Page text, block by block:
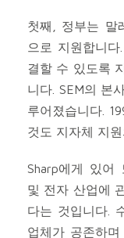
첫째, 정부는 말
으로 지원합니
결할 수 있도록
니다. SEM의 본
루어졌습니다.
것도 지자체 지
Sharp에게 있어
및 전자 산업에
다는 것입니다.
업체가 공존하